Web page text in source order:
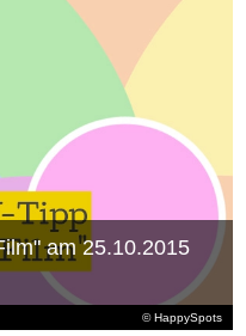
© HappySpots
am 25.10.2015